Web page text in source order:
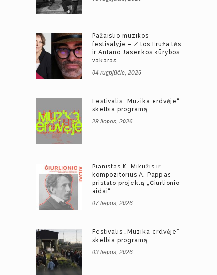
Pažaislio muzikos
festivalyje – Zitos Bružaitės
ir Antano Jasenkos kūrybos
vakaras
04 rugpjūčio, 2026
Festivalis „Muzika erdvėje“
skelbia programą
28 liepos, 2026
Pianistas K. Mikužis ir
kompozitorius A. Papp’as
pristato projektą „Čiurlionio
aidai“
07 liepos, 2026
Festivalis „Muzika erdvėje“
skelbia programą
03 liepos, 2026